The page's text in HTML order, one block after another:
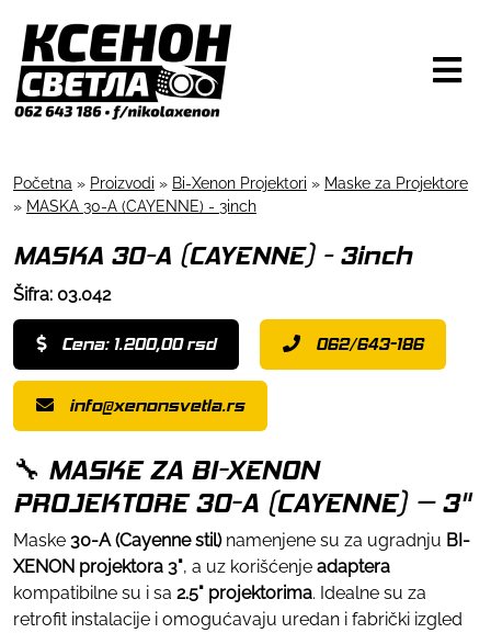
Početna » Proizvodi » Bi-Xenon Projektori » Maske za Projektore
» MASKA 30-A (CAYENNE) - 3inch
MASKA 30-A (CAYENNE) - 3inch
Šifra: 03.042
Cena: 1.200,00 rsd 062/643-186
info@xenonsvetla.rs
🔧 MASKE ZA BI-XENON
PROJEKTORE 30-A (CAYENNE) – 3"
Maske 30-A (Cayenne stil)namenjene su za ugradnju BI-
XENON projektora 3", a uz korišćenje adaptera
kompatibilne su i sa 2.5" projektorima. Idealne su za
retrofit instalacije i omogućavaju uredan i fabrički izgled